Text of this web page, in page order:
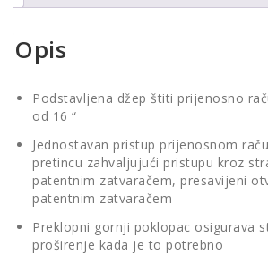
Opis
Podstavljena džep štiti prijenosno
od 16 “
Jednostavan pristup prijenosnom
pretincu zahvaljujući pristupu kroz
patentnim zatvaračem, presavijeni
patentnim zatvaračem
Preklopni gornji poklopac osigurava
proširenje kada je to potrebno